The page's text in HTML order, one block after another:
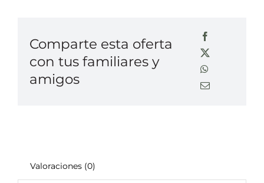
Comparte esta oferta
con tus familiares y
amigos
Valoraciones (0)